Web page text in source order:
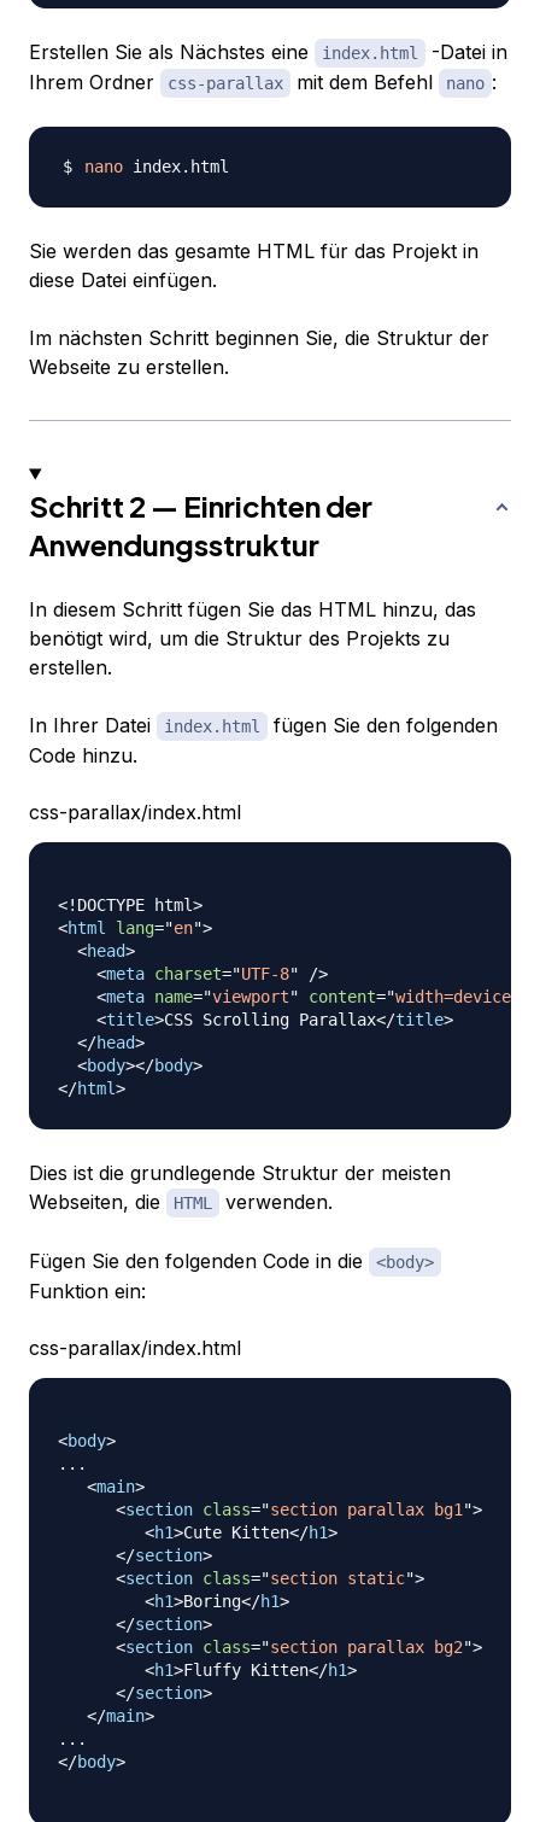
Erstellen Sie als Nächstes eine index.html
-Datei in
Ihrem Ordner
css-parallax mit dem Befehl nano :
nano
Sie werden das gesamte HTML für das Projekt in
diese Datei einfügen.
Im nächsten Schritt beginnen Sie, die Struktur der
Webseite zu erstellen.
Schritt 2 — Einrichten der
Anwendungsstruktur
In diesem Schritt fügen Sie das HTML hinzu, das
benötigt wird, um die Struktur des Projekts zu
erstellen.
In Ihrer Datei index.html
fügen Sie den folgenden
Code hinzu.
css-parallax/index.html
<! DOCTYPE html>
<html lang="en">
<head>
<meta charset="UTF-8"
/>
<meta name="viewport" content="width=device-
<title>CSS Scrolling Parallax</title>
</head>
<body></body>
</html>
Dies ist die grundlegende Struktur der meisten
Webseiten, die
HTML verwenden.
Fügen Sie den folgenden Code in die <body>
Funktion ein:
css-parallax/index.html
<body>
...
<main>
<section class="section parallax bg1">
<h1>Cute Kitten</h1>
</section>
<section class="section static">
<h1>Boring</h1>
</section>
<section class="section parallax bg2">
<h1>Fluffy Kitten</h1>
</section>
</main>
</body>